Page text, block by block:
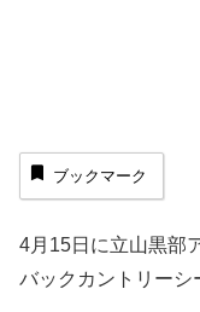
ブックマーク
4月15日に立山黒部
バックカントリーシ